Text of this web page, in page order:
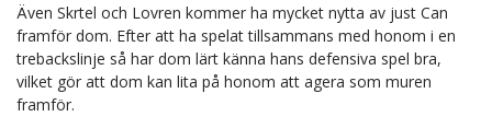
Även Skrtel och Lovren kommer ha mycket nytta av just Can
framför dom. Efter att ha spelat tillsammans med honom i en
trebackslinje så har dom lärt känna hans defensiva spel bra,
vilket gör att dom kan lita på honom att agera som muren
framför.